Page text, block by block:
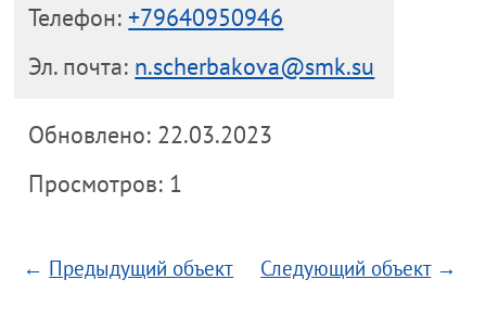
Телефон:+79640950946
Эл. почта: n.scherbakova@smk.su
Обновлено: 22.03.2023
Просмотров: 1
← Предыдущий объект Следующий объект→